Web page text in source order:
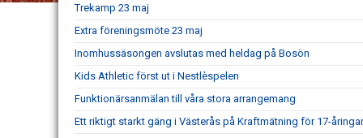
Trekamp 23 maj
Extra föreningsmöte 23 maj
Inomhussäsongen avslutas med heldag på Bosön
Kids Athletic först ut i Nestlèspelen
Funktionärsanmälan till våra stora arrangemang
Ett riktigt starkt gäng i Västerås på Kraftmätning för 17-